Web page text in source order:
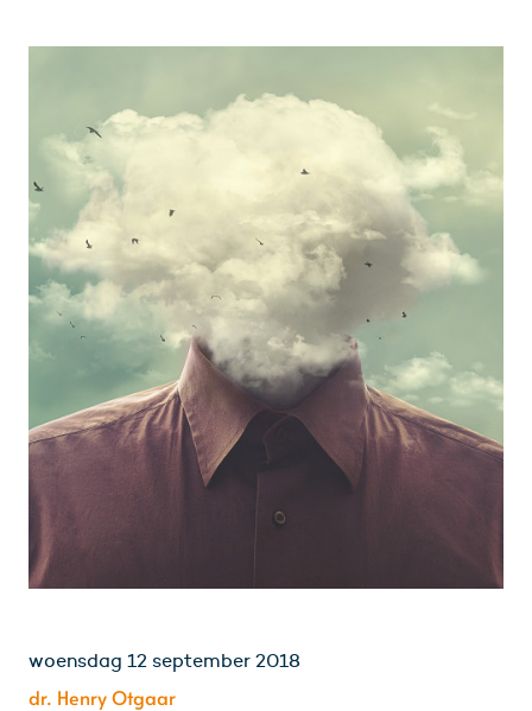
woensdag 12 september 2018
dr. Henry Otgaar